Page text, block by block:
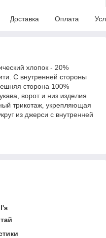
Доставка Оплата
хлопок - 20%
С внутренней стороны
сторона 100%
ворот и низ изделия
трикотаж, укрепляющая
из джерси с внутренней